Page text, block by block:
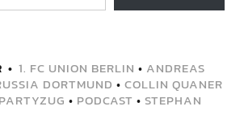
1. FC UNION BERLIN • ANDREAS
DORTMUND • COLLIN QUANER
PARTYZUG • PODCAST • STEPHAN